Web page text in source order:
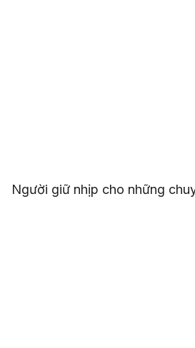
Người giữ nhịp cho những